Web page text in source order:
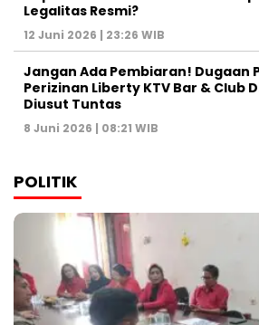
Legalitas Resmi?
12 Juni 2026 | 23:26 WIB
Jangan Ada Pembiaran! Dugaan
Perizinan Liberty KTV Bar & Club
Diusut Tuntas
8 Juni 2026 | 08:21 WIB
POLITIK